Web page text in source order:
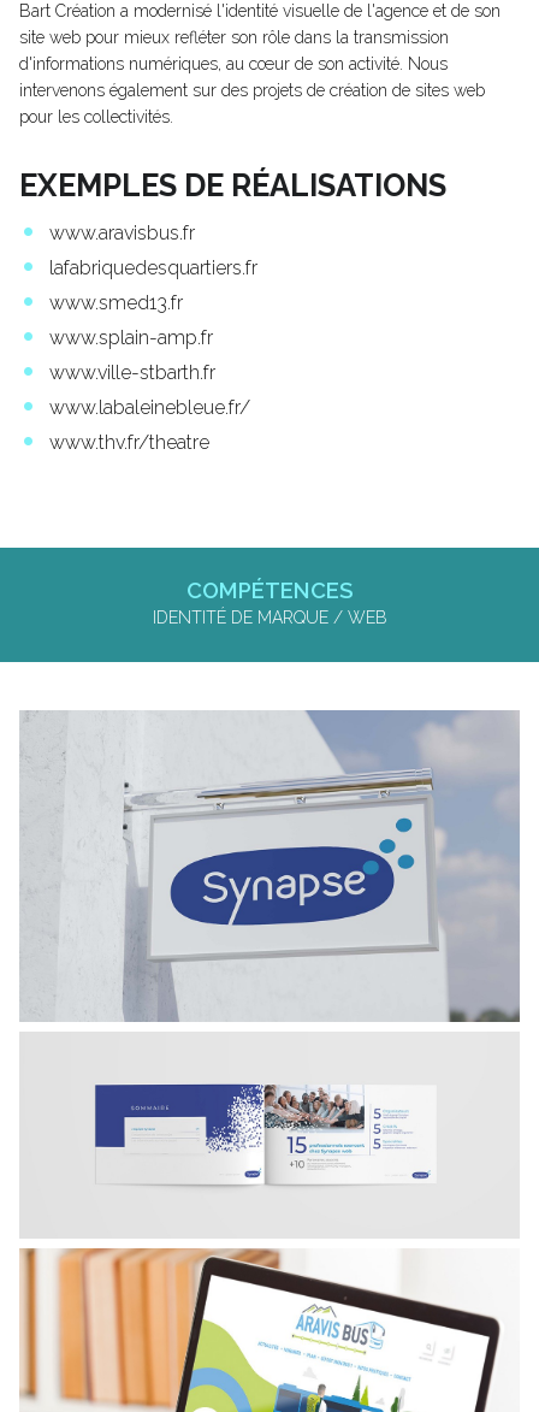
Bart Création a modernisé l'identité visuelle de l'agence et de son
site web pour mieux refléter son rôle dans la transmission
d'informations numériques, au cœur de son activité. Nous
intervenons également sur des projets de création de sites web
pour les collectivités.
EXEMPLES DE RÉALISATIONS
www.aravisbus.fr
lafabriquedesquartiers.fr
www.smed13.fr
www.splain-amp.fr
www.ville-stbarth.fr
www.labaleinebleue.fr/
www.thv.fr/theatre
COMPÉTENCES
IDENTITÉ DE MARQUE / WEB